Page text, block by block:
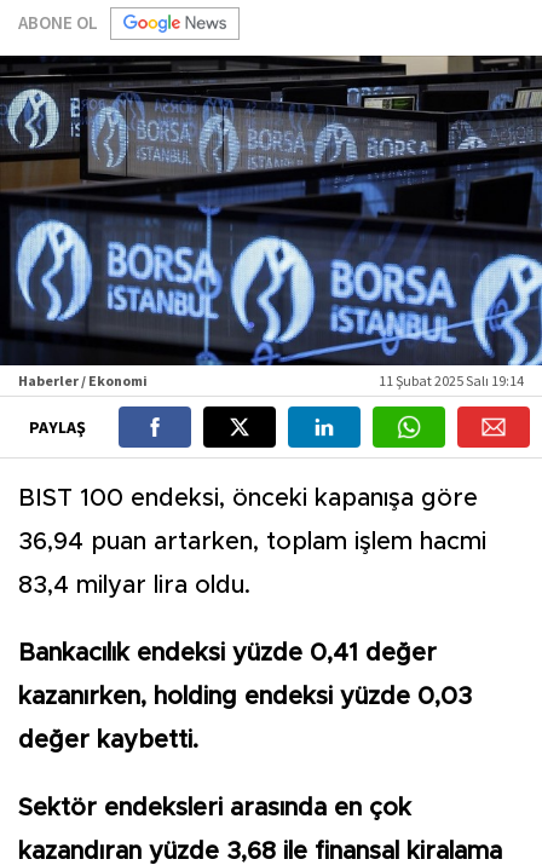
ABONE OL
Haberler / Ekonomi 11 Şubat 2025 Salı 19:14
PAYLAŞ
BIST 100 endeksi, önceki kapanışa göre
36,94 puan artarken, toplam işlem hacmi
83,4 milyar lira oldu.
Bankacılık endeksi yüzde 0,41 değer
kazanırken, holding endeksi yüzde 0,03
değer kaybetti.
Sektör endeksleri arasında en çok
kazandıran yüzde 3,68 ile finansal kiralama